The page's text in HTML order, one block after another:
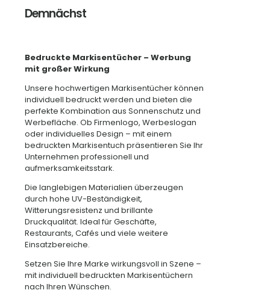
Demnächst
Bedruckte Markisentücher – Werbung
mit großer Wirkung
Unsere hochwertigen Markisentücher können
individuell bedruckt werden und bieten die
perfekte Kombination aus Sonnenschutz und
Werbefläche. Ob Firmenlogo, Werbeslogan
oder individuelles Design – mit einem
bedruckten Markisentuch präsentieren Sie Ihr
Unternehmen professionell und
aufmerksamkeitsstark.
Die langlebigen Materialien überzeugen
durch hohe UV-Beständigkeit,
Witterungsresistenz und brillante
Druckqualität. Ideal für Geschäfte,
Restaurants, Cafés und viele weitere
Einsatzbereiche.
Setzen Sie Ihre Marke wirkungsvoll in Szene –
mit individuell bedruckten Markisentüchern
nach Ihren Wünschen.